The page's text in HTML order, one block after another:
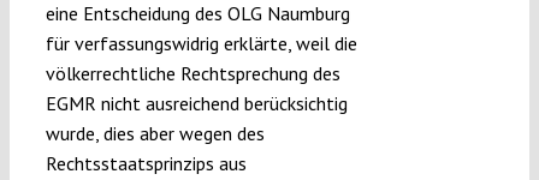
eine Entscheidung des OLG Naumburg
für verfassungswidrig erklärte, weil die
völkerrechtliche Rechtsprechung des
EGMR nicht ausreichend berücksichtig
wurde, dies aber wegen des
Rechtsstaatsprinzips aus